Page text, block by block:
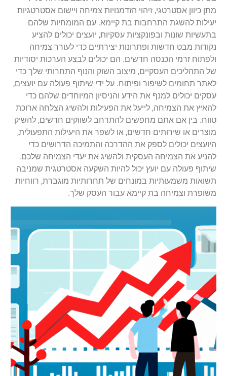
מתן כיוון אסטרטגי, זיהוי הזדמנויות צמיחה ויישום אסטרטגיות
יעילות להשגת התרחבות בת קיימא. עם המומחיות שלהם
בתעשיות שונות ובפונקציות עסקיות, יועצים יכולים להציע
נקודות מבט חדשות ופתרונות יצירתיים כדי לעורר צמיחה
ולפתוח זרמי הכנסה חדשים. הם יכולים לבצע הערכות יסודיות
של התהליכים העסקיים, מיצוב השוק והנוף התחרותי שלך כדי
לאתר תחומים לשיפור ופיתוח. על ידי שיתוף פעולה עם יועצים,
עסקים יכולים למנף את הידע והניסיון המיוחדים שלהם כדי
להאיץ את הצמיחה, לייעל את הפעילות ולהשיג הצלחה ארוכת
טווח. בין אם אתם מחפשים להתרחב לשווקים חדשים, להשיק
מוצרים או שירותים חדשים, או לשפר את היעילות התפעולית,
היועצים יכולים לספק את ההדרכה והתמיכה הדרושים כדי
להניע את הצמיחה העסקית ולהשיג את יעדי הצמיחה שלכם.
שיתוף פעולה עם יועץ יכול להיות השקעה אסטרטגית שמניבה
תשואות משמעותיות במונחים של תחרותיות מוגברת, רווחיות
משופרת וצמיחה בת קיימא עבור העסק שלך.